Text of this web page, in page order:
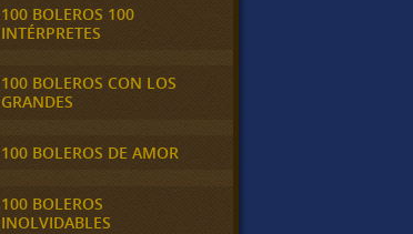
100 BOLEROS 100
INTÉRPRETES
100 BOLEROS CON LOS
GRANDES
100 BOLEROS DE AMOR
100 BOLEROS
INOLVIDABLES